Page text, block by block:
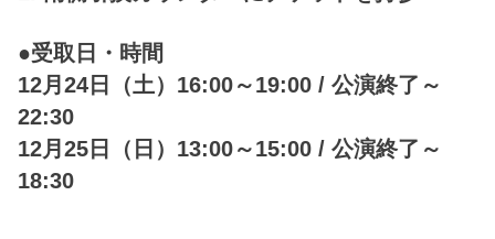
●受取日・時間
12月24日（土）16:00～19:00 / 公演終了～
22:30
12月25日（日）13:00～15:00 / 公演終了～
18:30